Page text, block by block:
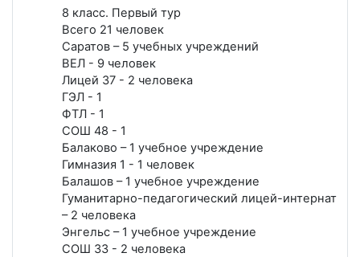
8 класс. Первый тур
Всего 21 человек
Саратов – 5 учебных учреждений
ВЕЛ - 9 человек
Лицей 37 - 2 человека
ГЭЛ - 1
ФТЛ - 1
СОШ 48 - 1
Балаково – 1 учебное учреждение
Гимназия 1 - 1 человек
Балашов – 1 учебное учреждение
Гуманитарно-педагогический лицей-интернат
– 2 человека
Энгельс – 1 учебное учреждение
СОШ 33 - 2 человека